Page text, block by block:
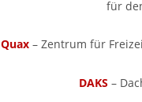
für
Quax– Zentrum für
DAKS –